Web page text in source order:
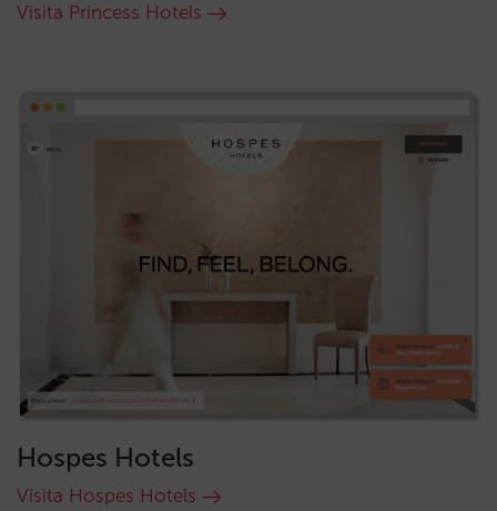
Visita Princess Hotels
Hospes Hotels
Visita Hospes Hotels